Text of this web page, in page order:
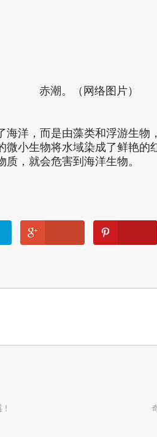
赤潮。（网络图片）
海洋，而是由藻类和浮游生物
微小生物将水域染成了鲜艳的
，就会危害到海洋生物。